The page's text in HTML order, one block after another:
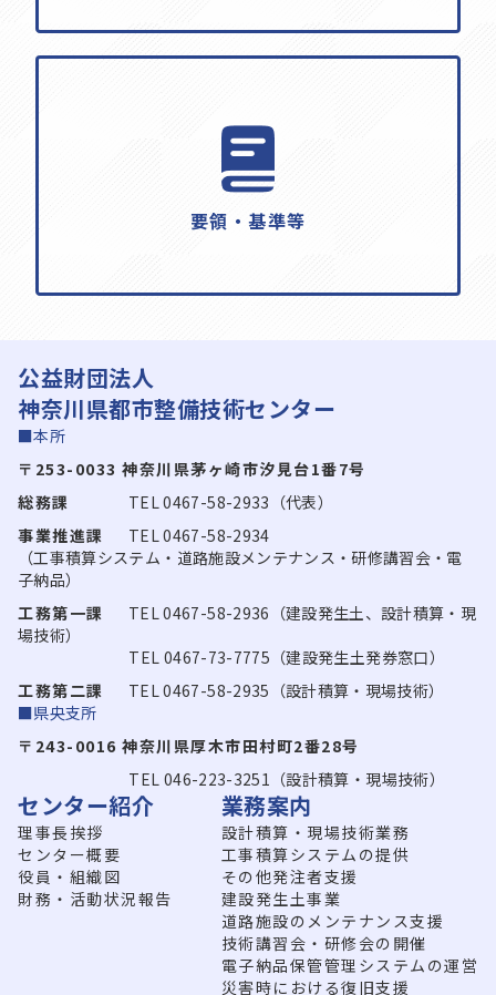
要領・基準等
公益財団法人
神奈川県都市整備技術センター
■本所
〒253-0033 神奈川県茅ヶ崎市汐見台1番7号
総務課
TEL 0467-58-2933（代表）
事業推進課
TEL 0467-58-2934
（工事積算システム・道路施設メンテナンス・研修講習会・電
子納品）
工務第一課
TEL 0467-58-2936（建設発生土、設計積算・現
場技術）
TEL 0467-73-7775（建設発生土発券窓口）
工務第二課
TEL 0467-58-2935（設計積算・現場技術）
■県央支所
〒243-0016 神奈川県厚木市田村町2番28号
TEL 046-223-3251（設計積算・現場技術）
センター紹介
理事長挨拶
センター概要
役員・組織図
財務・活動状況報告
業務案内
設計積算・現場技術業務
工事積算システムの提供
その他発注者支援
建設発生土事業
道路施設のメンテナンス支援
技術講習会・研修会の開催
電子納品保管管理システムの運営
災害時における復旧支援